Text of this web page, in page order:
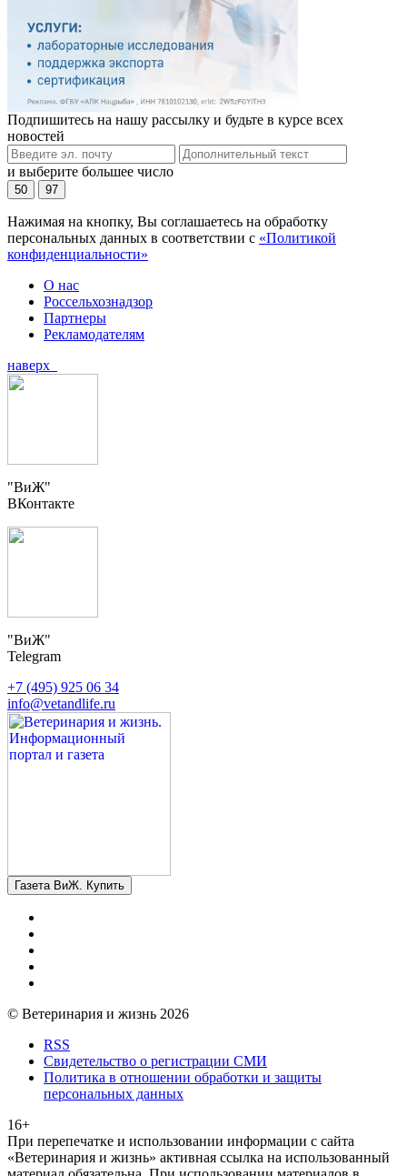
Подпишитесь на нашу рассылку и будьте в курсе всех
новостей
и выберите большее число
50 97
Нажимая на кнопку, Вы соглашаетесь на обработку
персональных данных в соответствии с «Политикой
конфиденциальности»
О нас
Россельхознадзор
Партнеры
Рекламодателям
наверх
"ВиЖ"
ВКонтакте
"ВиЖ"
Telegram
+7 (495) 925 06 34
info@vetandlife.ru
Газета ВиЖ. Купить
© Ветеринария и жизнь 2026
RSS
Свидетельство о регистрации СМИ
Политика в отношении обработки и защиты
персональных данных
16+
При перепечатке и использовании информации с сайта
«Ветеринария и жизнь» активная ссылка на использованный